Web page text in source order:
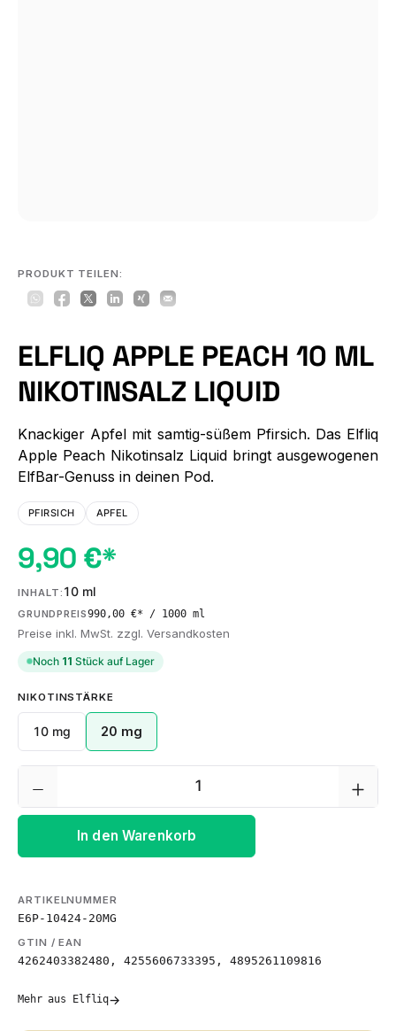
PRODUKT TEILEN:
ELFLIQ APPLE PEACH 10 ML
NIKOTINSALZ LIQUID
Knackiger Apfel mit samtig-süßem Pfirsich. Das Elfliq
Apple Peach Nikotinsalz Liquid bringt ausgewogenen
ElfBar-Genuss in deinen Pod.
PFIRSICH APFEL
9,90 €*
INHALT: 10 ml
GRUNDPREIS990,00 €* / 1000 ml
Preise inkl. MwSt. zzgl. Versandkosten
Noch 11 Stück auf Lager
NIKOTINSTÄRKE
10 mg 20 mg
Produkt Anzahl: Gib den
In den Warenkorb
ARTIKELNUMMER
E6P-10424-20MG
GTIN / EAN
4262403382480, 4255606733395, 4895261109816
Mehr aus Elfliq→